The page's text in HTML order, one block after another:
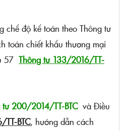
chế độ kế toán theo Thông tư
toán chiết khấu thương mại
57 Thông tư 133/2016/TT-
tư 200/2014/TT-BTC và Điều
BTC, hướng dẫn cách